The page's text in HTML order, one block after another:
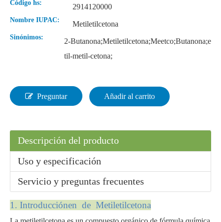
Código hs: 2914120000
Nombre IUPAC: Metiletilcetona
Sinónimos:
2-Butanona;Metiletilcetona;Meetco;Butanona;e
til-metil-cetona;
Preguntar Añadir al carrito
Descripción del producto
Uso y especificación
Servicio y preguntas frecuentes
1. Introducciónen de Metiletilcetona